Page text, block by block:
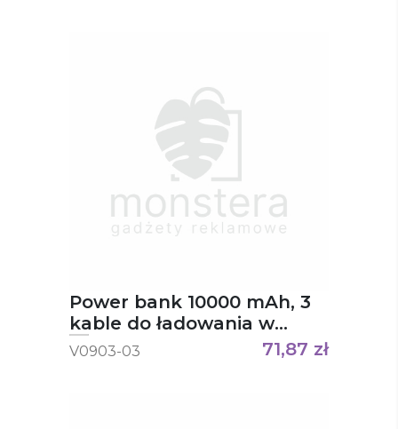
Power bank 10000 mAh, 3
kable do ładowania w
V0903-03 71,87 zł